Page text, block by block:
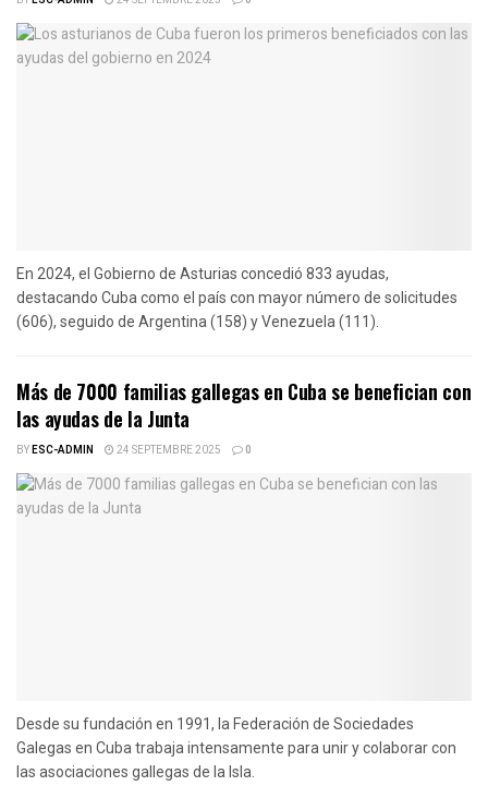
En 2024, el Gobierno de Asturias concedió 833 ayudas,
destacando Cuba como el país con mayor número de solicitudes
(606), seguido de Argentina (158) y Venezuela (111).
Más de 7000 familias gallegas en Cuba se benefician con
las ayudas de la Junta
BYESC-ADMIN 24 SEPTEMBRE 2025 0
Desde su fundación en 1991, la Federación de Sociedades
Galegas en Cuba trabaja intensamente para unir y colaborar con
las asociaciones gallegas de la Isla.